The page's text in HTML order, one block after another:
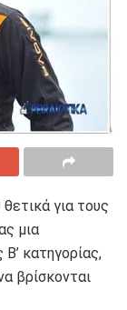
για τους
μια
κατηγορίας,
βρίσκονται